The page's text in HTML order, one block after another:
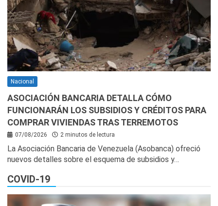
Nacional
ASOCIACIÓN BANCARIA DETALLA CÓMO
FUNCIONARÁN LOS SUBSIDIOS Y CRÉDITOS PARA
COMPRAR VIVIENDAS TRAS TERREMOTOS
07/08/2026 2 minutos de lectura
La Asociación Bancaria de Venezuela (Asobanca) ofreció
nuevos detalles sobre el esquema de subsidios y…
COVID-19